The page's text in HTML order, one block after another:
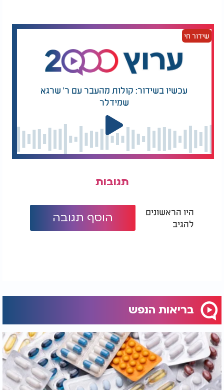
אז בפעם הבאה שאתם מרגישים את הדופק עולה, נסו
לעצור לרגע - וקחו נשימה טקטית. הגוף שלכם יודה לכ
שידור חי
עכשיו בשידור: קולות מהעבר עם ר' שרגא
שמידלר
תגובות
היו הראשונים
להגיב
הוסף תגובה
בריאות הנפש